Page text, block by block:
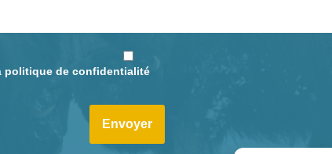
politique de confidentialité